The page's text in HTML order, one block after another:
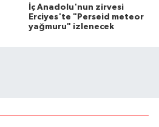
İç Anadolu'nun zirvesi
Erciyes'te "Perseid meteor
yağmuru" izlenecek